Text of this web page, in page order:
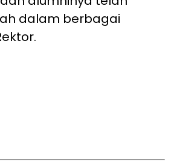
dalam berbagai